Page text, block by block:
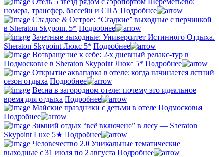
номера, трансфер, бассейн и СПА Подробнее
Сладкое & Острое: “Сладкие” выходные с перчинкой
в Sheraton Skypoint 5* Подробнее
Зачетные выходные: Университет Истинного Отдыха.
Sheraton Skypoint Люкс 5* Подробнее
Возвращение к себе: 2-х дневный релакс-тур в
Подмосковье в Sheraton Skypoint Люкс 5* Подробнее
Открытие аквапарка в отеле: когда начинается летний
сезон отдыха Подробнее
Весна в загородном отеле: почему это идеальное
время для отдыха Подробнее
Майские праздники с детьми в отеле Подмосковья
Подробнее
Зимний отдых “всё включено” в лесу — Sheraton
Skypoint Luxe 5★ Подробнее
Человечество 2.0 Уникальные тематические
выходные с 31 июля по 2 августа Подробнее